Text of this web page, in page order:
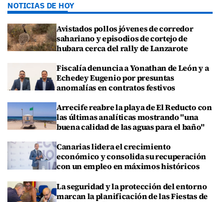
NOTICIAS DE HOY
Avistados pollos jóvenes de corredor
sahariano y episodios de cortejo de
hubara cerca del rally de Lanzarote
Fiscalía denuncia a Yonathan de León y a
Echedey Eugenio por presuntas
anomalías en contratos festivos
Arrecife reabre la playa de El Reducto con
las últimas analíticas mostrando "una
buena calidad de las aguas para el baño"
Canarias lidera el crecimiento
económico y consolida su recuperación
con un empleo en máximos históricos
La seguridad y la protección del entorno
marcan la planificación de las Fiestas de